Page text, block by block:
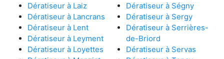
Dératiseur à Laiz
Dératiseur à Lancrans
Dératiseur à Lent
Dératiseur à Leyment
Dératiseur à Loyettes
Dératiseur à Ségny
Dératiseur à Sergy
Dératiseur à Serrières-
de-Briord
Dératiseur à Servas